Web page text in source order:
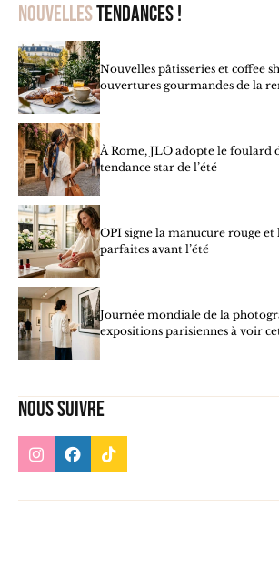
Nouvellestendances !
Nouvelles pâtisseries et coffee
ouvertures gourmandes de la
À Rome, JLO adopte le foulard
tendance star de l’été
OPI signe la manucure rouge
parfaites avant l’été
Journée mondiale de la
expositions parisiennes à voir
Nous suivre